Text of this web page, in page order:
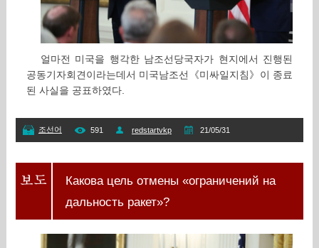
얼마전 미국을 행각한 남조선당국자가 현지에서 진행된
공동기자회견이라는데서 미국남조선《미싸일지침》이 종료
된 사실을 공표하였다.
조선어 591 redstartvkp 21/05/31
Какова цель отмены «ограничений на
дальность ракет»?